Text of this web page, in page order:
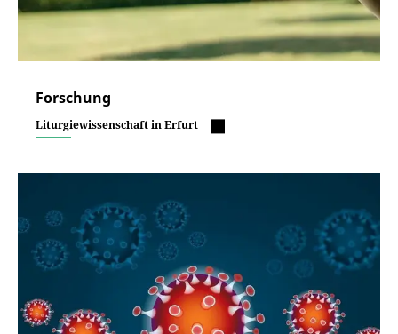
Forschung
Liturgiewissenschaft in Erfurt